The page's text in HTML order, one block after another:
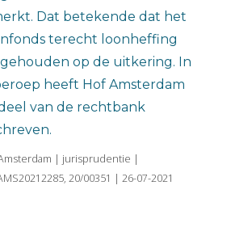
Dat betekende dat het
terecht loonheffing
op de uitkering. In
heeft Hof Amsterdam
van de rechtbank
| jurisprudentie |
20/00351 | 26-07-2021